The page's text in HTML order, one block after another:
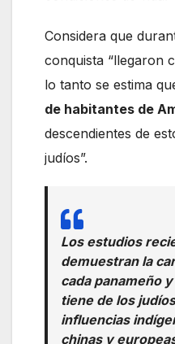
Considera que
conquista “llegaron
lo tanto se estima
de habitantes de
descendientes de
judíos”.
Los estudios
demuestran la
cada panameño
tiene de los
influencias
chinas y